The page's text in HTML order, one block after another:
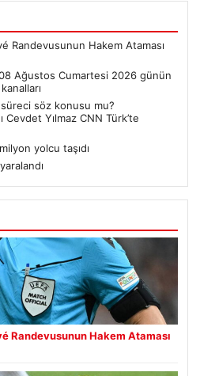
Randevusunun Hakem Ataması
Ağustos Cumartesi 2026 günün
söz konusu mu?
Cevdet Yılmaz CNN Türk’te
yolcu taşıdı
Randevusunun Hakem Ataması